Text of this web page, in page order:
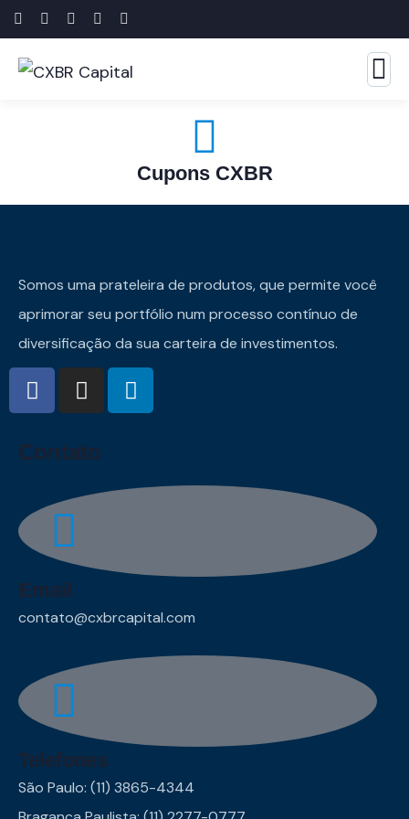
Cupons CXBR
Somos uma prateleira de produtos, que permite você
aprimorar seu portfólio num processo contínuo de
diversificação da sua carteira de investimentos.​
Contato
Email
contato@cxbrcapital.com
Telefones
São Paulo: (11) 3865-4344